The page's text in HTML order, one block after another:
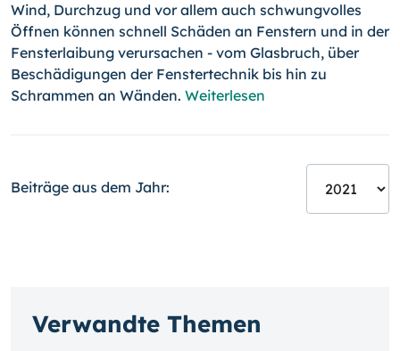
Wind, Durchzug und vor allem auch schwungvolles
Öffnen können schnell Schäden an Fenstern und in der
Fensterlaibung verursachen - vom Glas­bruch, über
Beschädigungen der Fenstertechnik bis hin zu
Schrammen an Wänden. Weiterlesen
Beiträge aus dem Jahr:
Verwandte Themen